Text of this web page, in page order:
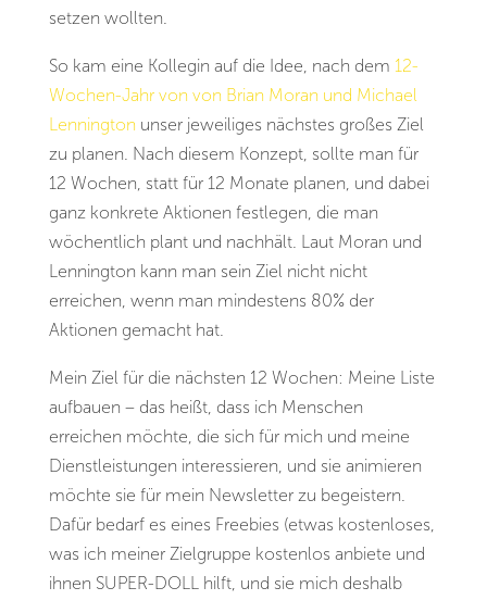
setzen wollten.
So kam eine Kollegin auf die Idee, nach dem 12-
Wochen-Jahr von von Brian Moran und Michael
Lennington unser jeweiliges nächstes großes Ziel
zu planen. Nach diesem Konzept, sollte man für
12 Wochen, statt für 12 Monate planen, und dabei
ganz konkrete Aktionen festlegen, die man
wöchentlich plant und nachhält. Laut Moran und
Lennington kann man sein Ziel nicht nicht
erreichen, wenn man mindestens 80% der
Aktionen gemacht hat.
Mein Ziel für die nächsten 12 Wochen: Meine Liste
aufbauen – das heißt, dass ich Menschen
erreichen möchte, die sich für mich und meine
Dienstleistungen interessieren, und sie animieren
möchte sie für mein Newsletter zu begeistern.
Dafür bedarf es eines Freebies (etwas kostenloses,
was ich meiner Zielgruppe kostenlos anbiete und
ihnen SUPER-DOLL hilft, und sie mich deshalb